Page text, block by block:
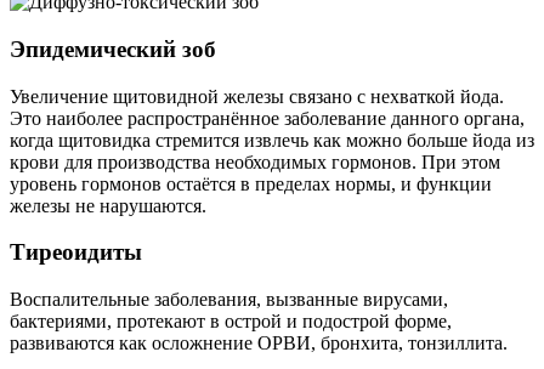
Эпидемический зоб
Увеличение щитовидной железы связано с нехваткой йода.
Это наиболее распространённое заболевание данного органа,
когда щитовидка стремится извлечь как можно больше йода из
крови для производства необходимых гормонов. При этом
уровень гормонов остаётся в пределах нормы, и функции
железы не нарушаются.
Тиреоидиты
Воспалительные заболевания, вызванные вирусами,
бактериями, протекают в острой и подострой форме,
развиваются как осложнение ОРВИ, бронхита, тонзиллита.